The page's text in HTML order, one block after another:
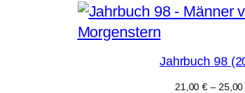
Jahrbuch 98
21,00€ –